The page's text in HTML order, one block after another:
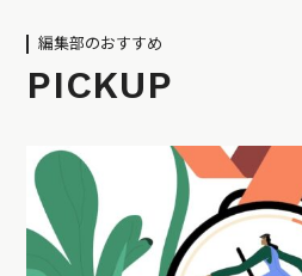
編集部のおすすめ
PICKUP